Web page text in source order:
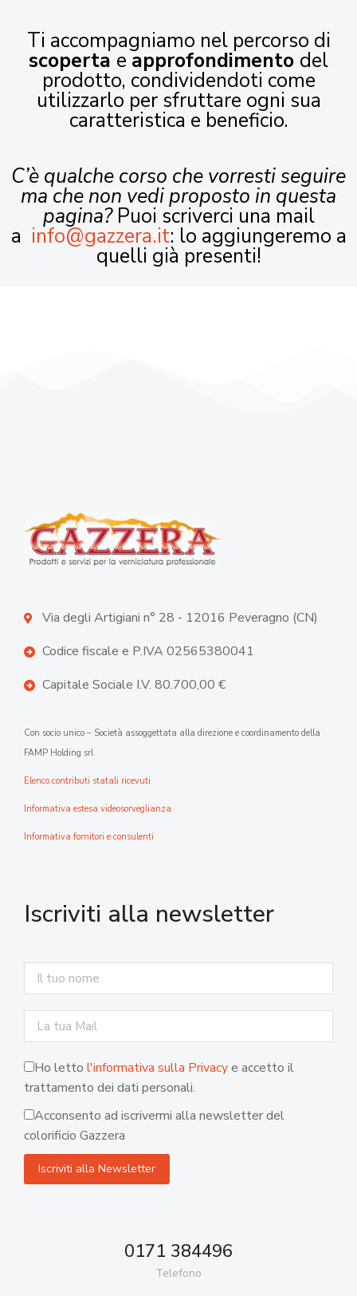
Ti accompagniamo nel percorso di
scoperta e approfondimento del
prodotto, condividendoti come
utilizzarlo per sfruttare ogni sua
caratteristica e beneficio.
C’è qualche corso che vorresti seguire
ma che non vedi proposto in questa
pagina?Puoi scriverci una mail
a info@gazzera.it: lo aggiungeremo a
quelli già presenti!
Via degli Artigiani n° 28 - 12016 Peveragno (CN)
Codice fiscale e P.IVA 02565380041
Capitale Sociale I.V. 80.700,00 €
Con socio unico – Società assoggettata alla direzione e coordinamento della
FAMP Holding srl
Elenco contributi statali ricevuti
Informativa estesa videosorveglianza
Informativa fornitori e consulenti
Iscriviti alla newsletter
Ho letto l'informativa sulla Privacye accetto il
trattamento dei dati personali.
Acconsento ad iscrivermi alla newsletter del
colorificio Gazzera
0171 384496
Telefono